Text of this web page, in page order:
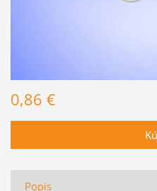
0,86 €
Popis